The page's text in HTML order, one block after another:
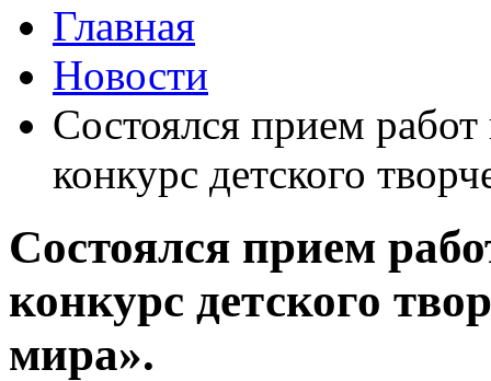
Главная
Новости
Состоялся прием
конкурс детского
Состоялся прием
конкурс детского
мира».